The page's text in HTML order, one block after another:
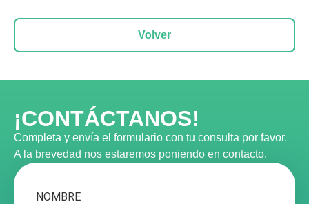
Volver
¡CONTÁCTANOS!
Completa y envía el formulario con tu consulta por favor.
A la brevedad nos estaremos poniendo en contacto.
NOMBRE